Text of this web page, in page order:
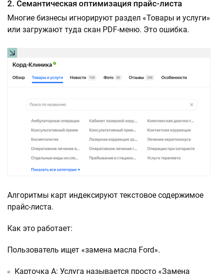
2. Семантическая оптимизация прайс-листа
Многие бизнесы игнорируют раздел «Товары и услуги»
или загружают туда скан PDF-меню. Это ошибка.
Алгоритмы карт индексируют текстовое содержимое
прайс-листа.
Как это работает:
Пользователь ищет «замена масла Ford».
Карточка А: Услуга называется просто «Замена